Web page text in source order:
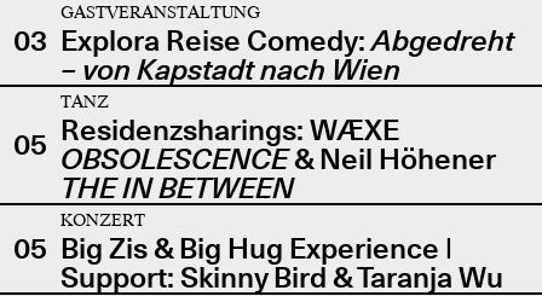
03
GASTVERANSTALTUNG
Explora Reise Comedy:Abgedreht
– von Kapstadt nach Wien
05
TANZ
Residenzsharings: WÆXE
OBSOLESCENCE& Neil Höhener
THE IN BETWEEN
05
KONZERT
Big Zis & Big Hug Experience |
Support: Skinny Bird & Taranja Wu